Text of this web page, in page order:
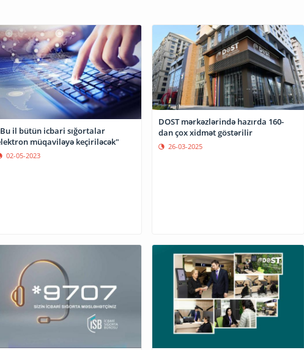
il bütün icbari sığortalar
müqaviləyə keçiriləcək"
02-05-2023
DOST mərkəzlərində hazırda 160-
dan çox xidmət göstərilir
26-03-2025